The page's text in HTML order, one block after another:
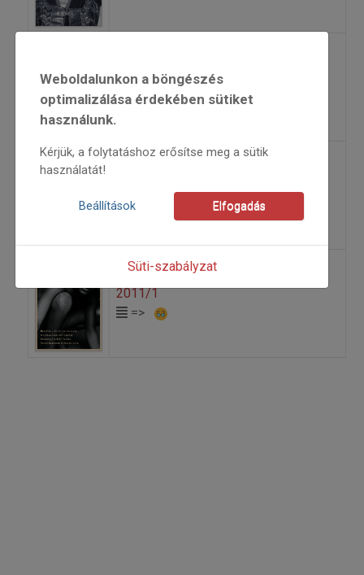
2010/5
=>
=>
2011/1
=>
Weboldalunkon a böngészés
optimalizálása érdekében sütiket
használunk.
Kérjük, a folytatáshoz erősítse meg a sütik
használatát!
Beállítások Elfogadás
Süti-szabályzat